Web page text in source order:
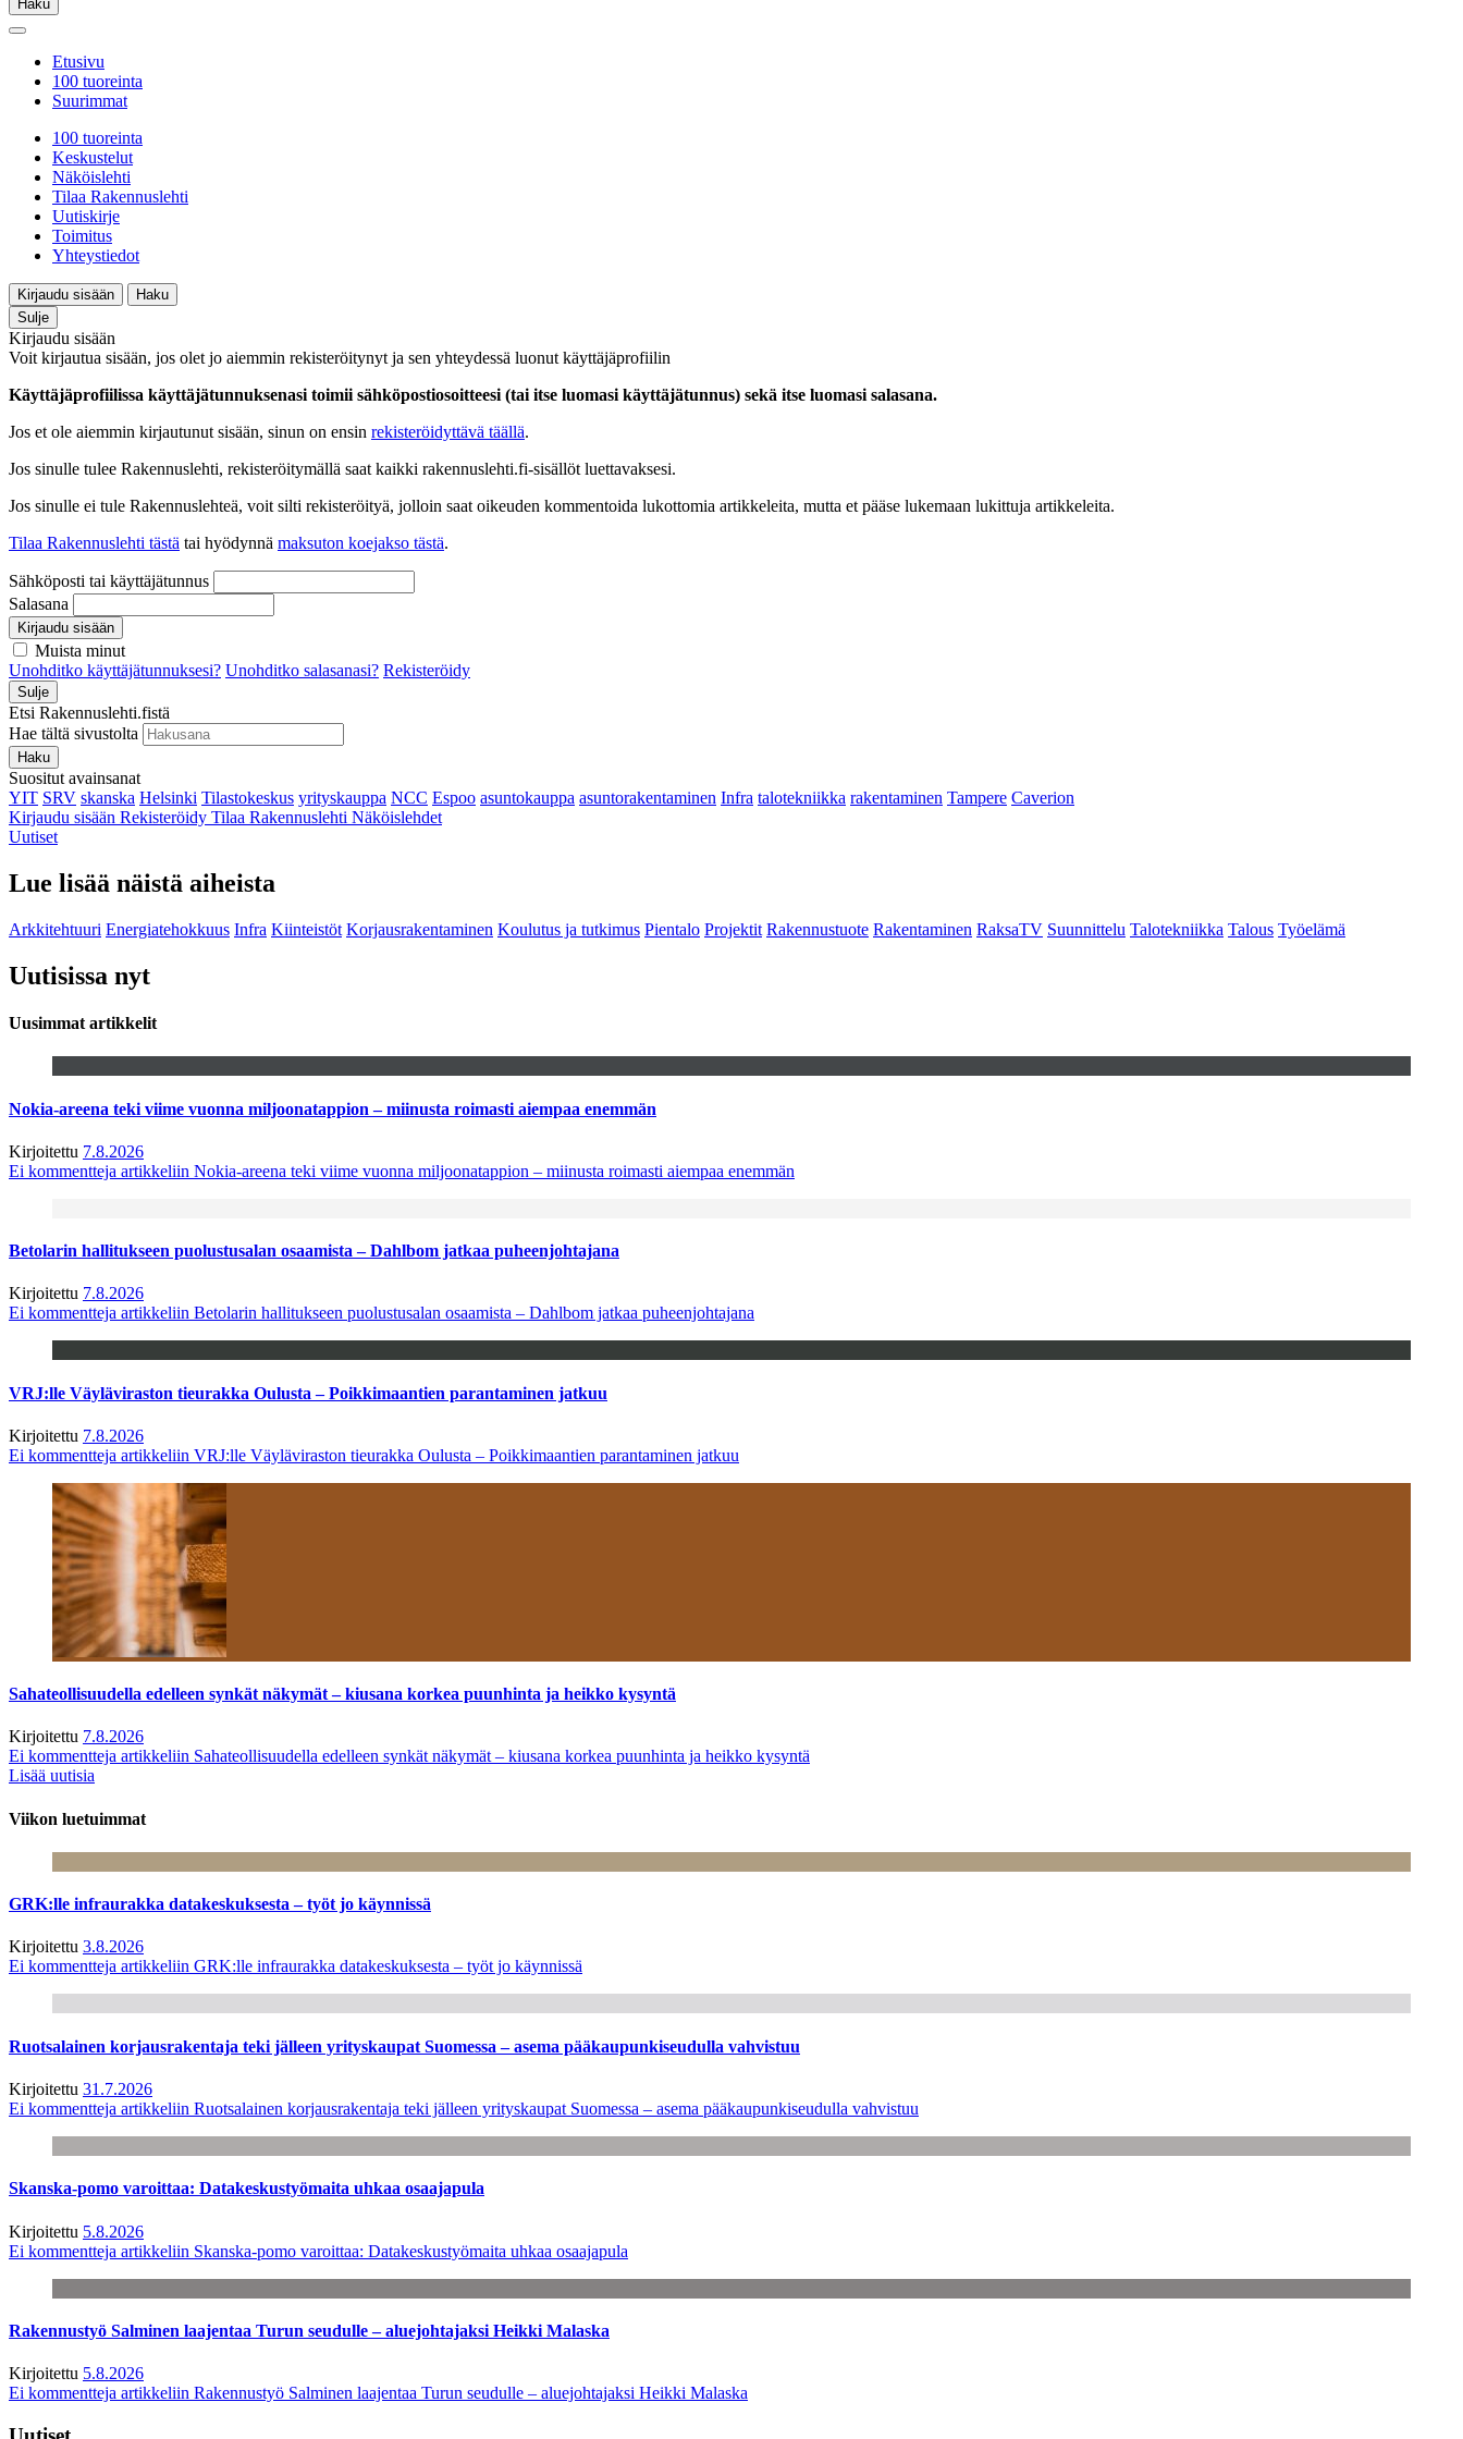
Haku
Etusivu
100 tuoreinta
Suurimmat
100 tuoreinta
Keskustelut
Näköislehti
Tilaa Rakennuslehti
Uutiskirje
Toimitus
Yhteystiedot
Kirjaudu sisään
Haku
Sulje
Kirjaudu sisään
Voit kirjautua sisään, jos olet jo aiemmin rekisteröitynyt ja sen yhteydessä luonut käyttäjäprofiilin
Käyttäjäprofiilissa käyttäjätunnuksenasi toimii sähköpostiosoitteesi (tai itse luomasi käyttäjätunnus) sekä itse luomasi salasana.
Jos et ole aiemmin kirjautunut sisään, sinun on ensin rekisteröidyttävä täällä.
Jos sinulle tulee Rakennuslehti, rekisteröitymällä saat kaikki rakennuslehti.fi-sisällöt luettavaksesi.
Jos sinulle ei tule Rakennuslehteä, voit silti rekisteröityä, jolloin saat oikeuden kommentoida lukottomia artikkeleita, mutta et pääse lukemaan lukittuja artikkeleita.
Tilaa Rakennuslehti tästä tai hyödynnä maksuton koejakso tästä.
Sähköposti tai käyttäjätunnus
Salasana
Kirjaudu sisään
Muista minut
Unohditko käyttäjätunnuksesi? Unohditko salasanasi? Rekisteröidy
Sulje
Etsi Rakennuslehti.fistä
Hae tältä sivustolta
Haku
Suositut avainsanat
YIT SRV skanska Helsinki Tilastokeskus yrityskauppa NCC Espoo asuntokauppa asuntorakentaminen Infra talotekniikka rakentaminen Tampere Caverion
Kirjaudu sisään Rekisteröidy Tilaa Rakennuslehti Näköislehdet
Uutiset
Lue lisää näistä aiheista
Arkkitehtuuri Energiatehokkuus Infra Kiinteistöt Korjausrakentaminen Koulutus ja tutkimus Pientalo Projektit Rakennustuote Rakentaminen RaksaTV Suunnittelu Talotekniikka Talous Työelämä
Uutisissa nyt
Uusimmat artikkelit
Nokia-areena teki viime vuonna miljoonatappion – miinusta roimasti aiempaa enemmän
Kirjoitettu 7.8.2026
Ei kommentteja artikkeliin Nokia-areena teki viime vuonna miljoonatappion – miinusta roimasti aiempaa enemmän
Betolarin hallitukseen puolustusalan osaamista – Dahlbom jatkaa puheenjohtajana
Kirjoitettu 7.8.2026
Ei kommentteja artikkeliin Betolarin hallitukseen puolustusalan osaamista – Dahlbom jatkaa puheenjohtajana
VRJ:lle Väyläviraston tieurakka Oulusta – Poikkimaantien parantaminen jatkuu
Kirjoitettu 7.8.2026
Ei kommentteja artikkeliin VRJ:lle Väyläviraston tieurakka Oulusta – Poikkimaantien parantaminen jatkuu
Sahateollisuudella edelleen synkät näkymät – kiusana korkea puunhinta ja heikko kysyntä
Kirjoitettu 7.8.2026
Ei kommentteja artikkeliin Sahateollisuudella edelleen synkät näkymät – kiusana korkea puunhinta ja heikko kysyntä
Lisää uutisia
Viikon luetuimmat
GRK:lle infraurakka datakeskuksesta – työt jo käynnissä
Kirjoitettu 3.8.2026
Ei kommentteja artikkeliin GRK:lle infraurakka datakeskuksesta – työt jo käynnissä
Ruotsalainen korjausrakentaja teki jälleen yrityskaupat Suomessa – asema pääkaupunkiseudulla vahvistuu
Kirjoitettu 31.7.2026
Ei kommentteja artikkeliin Ruotsalainen korjausrakentaja teki jälleen yrityskaupat Suomessa – asema pääkaupunkiseudulla vahvistuu
Skanska-pomo varoittaa: Datakeskustyömaita uhkaa osaajapula
Kirjoitettu 5.8.2026
Ei kommentteja artikkeliin Skanska-pomo varoittaa: Datakeskustyömaita uhkaa osaajapula
Rakennustyö Salminen laajentaa Turun seudulle – aluejohtajaksi Heikki Malaska
Kirjoitettu 5.8.2026
Ei kommentteja artikkeliin Rakennustyö Salminen laajentaa Turun seudulle – aluejohtajaksi Heikki Malaska